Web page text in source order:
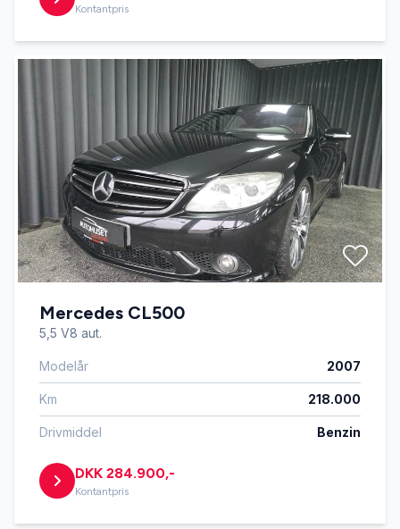
Kontantpris
Mercedes CL500
5,5 V8 aut.
Modelår 2007
Km 218.000
Drivmiddel Benzin
DKK 284.900,-
Kontantpris